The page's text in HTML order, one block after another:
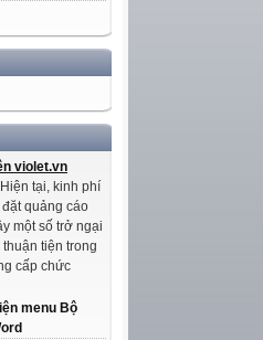
violet.vn
tại, kinh phí
quảng cáo
một số trở ngại
tiện trong
cấp chức
menu Bộ